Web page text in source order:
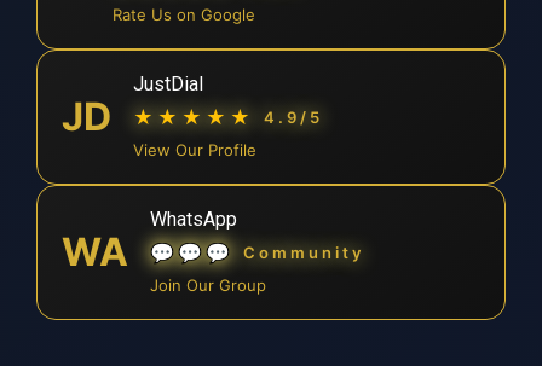
Rate Us on Google
JD
JustDial
★★★★★
4.9/5
View Our Profile
WA
WhatsApp
💬💬💬
Community
Join Our Group